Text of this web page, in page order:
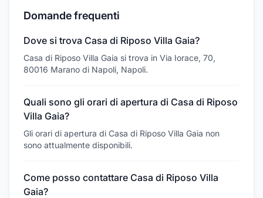
Domande frequenti
Dove si trova Casa di Riposo Villa Gaia?
Casa di Riposo Villa Gaia si trova in Via Iorace, 70,
80016 Marano di Napoli, Napoli.
Quali sono gli orari di apertura di Casa di Riposo
Villa Gaia?
Gli orari di apertura di Casa di Riposo Villa Gaia non
sono attualmente disponibili.
Come posso contattare Casa di Riposo Villa
Gaia?